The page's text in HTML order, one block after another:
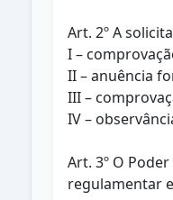
Art. 2º A
I –
II – anuência
III –
IV –
Art. 3º O
regulamentar